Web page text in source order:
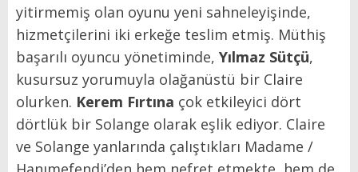
yitirmemiş olan oyunu yeni sahneleyişinde,
hizmetçilerini iki erkeğe teslim etmiş. Müthiş
başarılı oyuncu yönetiminde, Yılmaz Sütçü,
kusursuz yorumuyla olağanüstü bir Claire
olurken. Kerem Fırtına çok etkileyici dört
dörtlük bir Solange olarak eşlik ediyor. Claire
ve Solange yanlarında çalıştıkları Madame /